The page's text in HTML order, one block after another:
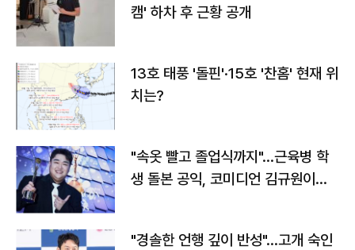
캠' 하차 후 근황 공개
13호 태풍 '돌핀'·15호 '찬홈' 현재 위
치는?
"속옷 빨고 졸업식까지"…근육병 학
생 돌본 공익, 코미디언 김규원이었
"경솔한 언행 깊이 반성"…고개 숙인